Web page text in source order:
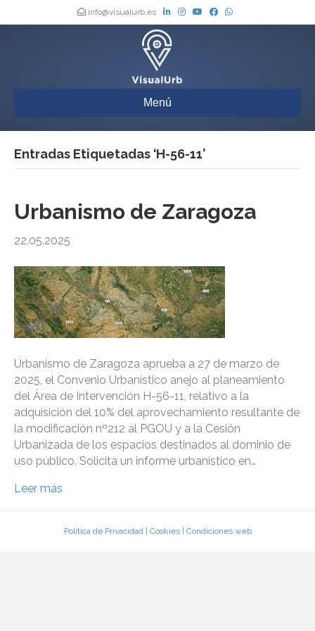
info@visualurb.es
Menú
Entradas Etiquetadas ‘H-56-11’
Urbanismo de Zaragoza
22.05.2025
Urbanismo de Zaragoza aprueba a 27 de marzo de
2025, el Convenio Urbanístico anejo al planeamiento
del Área de Intervención H-56-11, relativo a la
adquisición del 10% del aprovechamiento resultante de
la modificación nº212 al PGOU y a la Cesión
Urbanizada de los espacios destinados al dominio de
uso público. Solicita un informe urbanístico en…
Leer más
Política de Privacidad| Cookies| Condiciones web